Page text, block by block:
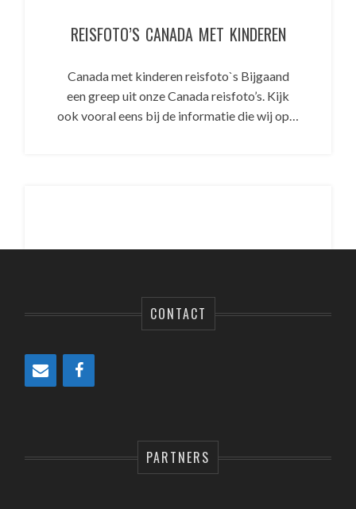
REISFOTO’S CANADA MET KINDEREN
Canada met kinderen reisfoto`s Bijgaand
een greep uit onze Canada reisfoto’s. Kijk
ook vooral eens bij de informatie die wij op…
CONTACT
PARTNERS